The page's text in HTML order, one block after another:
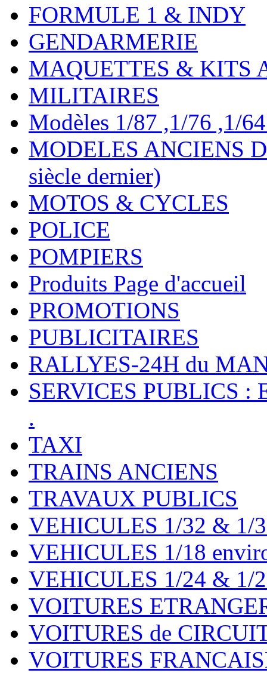
FORMULE 1 & INDY
GENDARMERIE
MAQUETTES & KITS
MILITAIRES
Modèles 1/87 ,1/76 ,1/
MODELES ANCIENS
siècle dernier)
MOTOS & CYCLES
POLICE
POMPIERS
Produits Page d'accueil
PROMOTIONS
PUBLICITAIRES
RALLYES-24H du
SERVICES PUBLICS :
.
TAXI
TRAINS ANCIENS
TRAVAUX PUBLICS
VEHICULES 1/32 & 1/
VEHICULES 1/18
VEHICULES 1/24 & 1/
VOITURES
VOITURES de
VOITURES